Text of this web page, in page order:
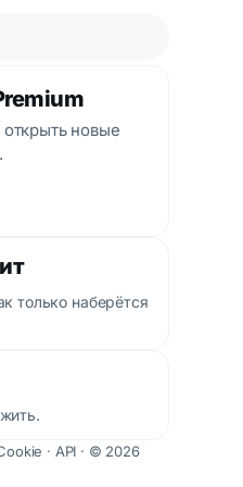
новые
только наберётся
· API · © 2026